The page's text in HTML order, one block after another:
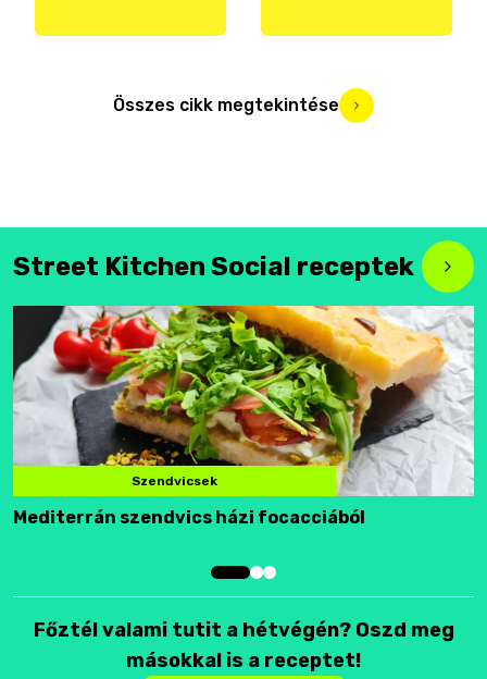
Összes cikk megtekintése
Street Kitchen Social receptek
Szendvicsek
Mediterrán szendvics házi focacciából
Főztél valami tutit a hétvégén? Oszd meg
másokkal is a receptet!